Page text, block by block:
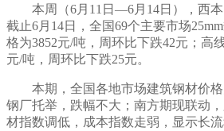
本周（6月 11 日—6月 14日），西
截止6月 14日，全国69个主要市场
格为3852元/吨， 周环比下跌42元；高
元/吨，周环比下跌25元。
本期，全国各地市场建筑钢材价格
钢厂托举，跌幅不大 ；南方期现联动 ，
材指数调低 ，成本指数走弱， 显示长